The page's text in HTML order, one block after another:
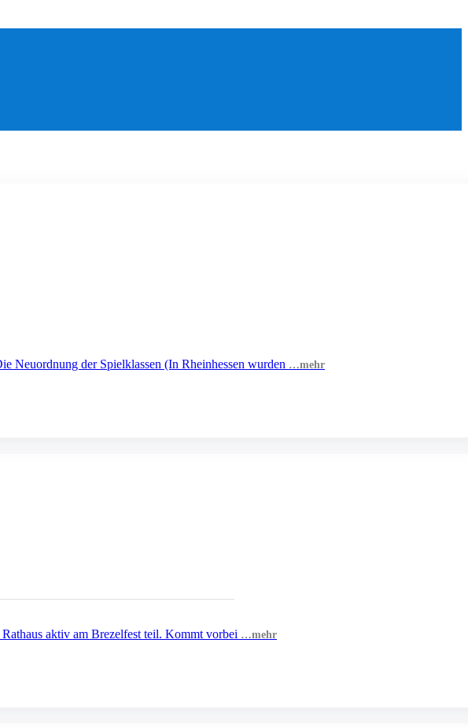
Neuordnung der Spielklassen (In Rheinhessen wurden …mehr
aktiv am Brezelfest teil. Kommt vorbei …mehr